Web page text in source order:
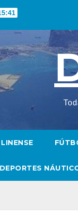
DEPORTES